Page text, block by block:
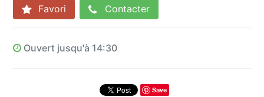
Favori Contacter
Ouvert jusqu'à 14:30
Save